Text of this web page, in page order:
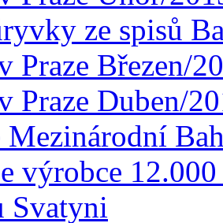
ze spisů
Praze Březen/
Praze Duben/
výrobce
Svatyni